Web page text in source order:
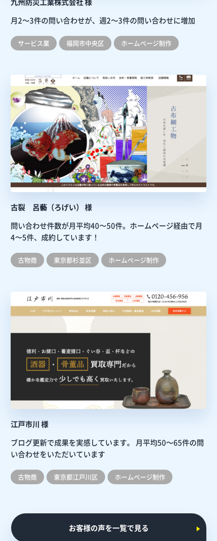
月2～3件の問い合わせが、週2～3件の問い合わせに増加
サービス業 福岡市中央区 ホームぺージ制作
古裂 呂藝（ろげい） 様
問い合わせ件数が月平均40〜50件。ホームページ経由で月
4〜5件、成約しています！
古物商 東京都杉並区 ホームぺージ制作
江戸市川 様
ブログ更新で成果を実感しています。
月平均50～65件の問
い合わせをいただいています
古物商 東京都江戸川区 ホームぺージ制作
お客様の声を一覧で見る